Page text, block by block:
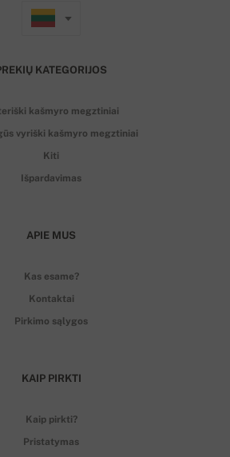
KATEGORIJOS
kašmyro megztiniai
vyriški kašmyro megztiniai
Kiti
Išpardavimas
APIE MUS
Kas esame?
Kontaktai
Pirkimo sąlygos
KAIP PIRKTI
Kaip pirkti?
Pristatymas